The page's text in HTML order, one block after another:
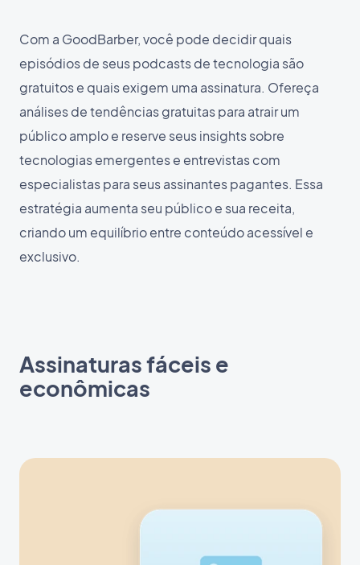
Com a GoodBarber, você pode decidir quais
episódios de seus podcasts de tecnologia são
gratuitos e quais exigem uma assinatura. Ofereça
análises de tendências gratuitas para atrair um
público amplo e reserve seus insights sobre
tecnologias emergentes e entrevistas com
especialistas para seus assinantes pagantes. Essa
estratégia aumenta seu público e sua receita,
criando um equilíbrio entre conteúdo acessível e
exclusivo.
Assinaturas fáceis e
econômicas